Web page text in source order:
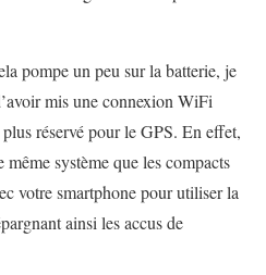
pompe un peu sur la batterie, je
mis une connexion WiFi
réservé pour le GPS. En effet,
système que les compacts
votre smartphone pour utiliser la
ainsi les accus de